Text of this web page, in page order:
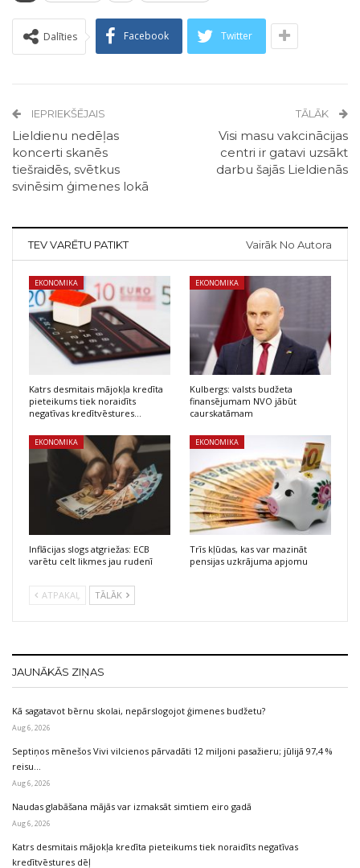
Dalīties Facebook Twitter
IEPRIEKŠĒJAIS
Lieldienu nedēļas
koncerti skanēs
tiešraidēs, svētkus
svinēsim ģimenes lokā
TĀLĀK
Visi masu vakcinācijas
centri ir gatavi uzsākt
darbu šajās Lieldienās
TEV VARĒTU PATIKT Vairāk No Autora
EKONOMIKA
Katrs desmitais mājokļa kredīta
pieteikums tiek noraidīts
negatīvas kredītvēstures…
EKONOMIKA
Kulbergs: valsts budžeta
finansējumam NVO jābūt
caurskatāmam
EKONOMIKA
Inflācijas slogs atgriežas: ECB
varētu celt likmes jau rudenī
EKONOMIKA
Trīs kļūdas, kas var mazināt
pensijas uzkrājuma apjomu
ATPAKAĻ TĀLĀK
JAUNĀKĀS ZIŅAS
Kā sagatavot bērnu skolai, nepārslogojot ģimenes budžetu?
Aug 6, 2026
Septiņos mēnešos Vivi vilcienos pārvadāti 12 miljoni pasažieru; jūlijā 97,4 %
reisu…
Aug 6, 2026
Naudas glabāšana mājās var izmaksāt simtiem eiro gadā
Aug 6, 2026
Katrs desmitais mājokļa kredīta pieteikums tiek noraidīts negatīvas
kredītvēstures dēļ